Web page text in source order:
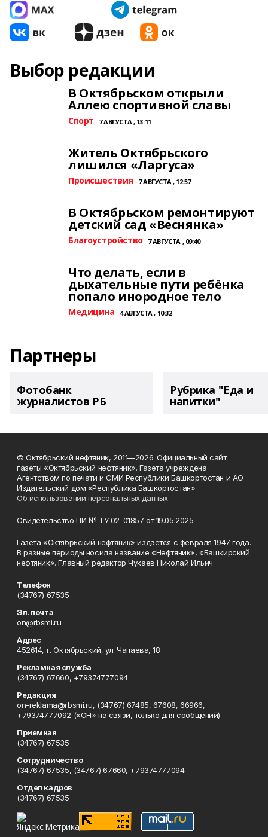
Выбор редакции
В Октябрьском открыли
Аллею спортивной славы
Спорт 7 АВГУСТА , 13:11
Житель Октябрьского
лишился «Ларгуса»
Происшествия 7 АВГУСТА , 12:57
В Октябрьском ремонтируют
детский сад «Веснянка»
Благоустройство 7 АВГУСТА , 09:40
Что делать, если в
дыхательные пути ребёнка
попало инородное тело
Медицина 4 АВГУСТА , 10:32
Партнеры
Фотобанк
журналистов РБ
Рубрика "Еда и
напитки"
© Октябрьский нефтяник, 2011—2026. Официальный сайт
газеты «Октябрьский нефтяник». Газета учреждена
Агентством по печати и СМИ Республики Башкортостан и АО
Издательский дом «Республика Башкортостан»
Об использовании персональных данных
Свидетельство ПИ № ТУ 02-01857 от 19.05.2025
Газета «Октябрьский нефтяник» издается с февраля 1947 года.
В разные периоды носила название «Нефтяник», «Башкирский
нефтяник». Главный редактор Чукаев Николай Ильич
Телефон
(34767) 67535
Эл. почта
on@rbsmi.ru
Адрес
452614, г. Октябрьский, ул. Чапаева, 18
Рекламная служба
(34767) 67660, +79374777094
Редакция
on-reklama@rbsmi.ru, (34767) 67485, 67608, 66966,
+79374777092 («ОН» на связи, только для сообщений)
Приемная
(34767) 67535
Сотрудничество
(34767) 67535, (34767) 67660, +79374777094
Отдел кадров
(34767) 67535